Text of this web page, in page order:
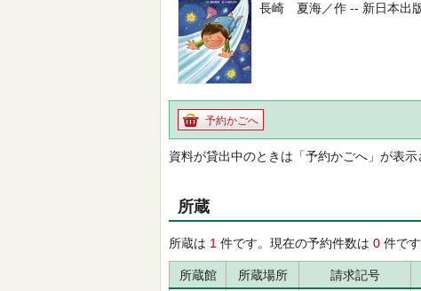
長崎 夏海／作 -- 新日本出
予約かごへ
資料が貸出中のときは「予約かごへ」が表示
所蔵
所蔵は 1 件です。現在の予約件数は 0 件です
所蔵館 所蔵場所 請求記号